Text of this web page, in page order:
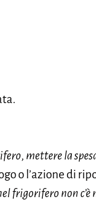
, mettere la
o l’azione di
frigorifero non c’è